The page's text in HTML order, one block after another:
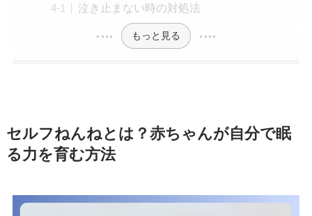
泣き止まない時の対処法
もっと見る
セルフねんねとは？赤ちゃんが自分で眠
る力を育む方法